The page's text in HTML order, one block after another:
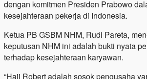
dengan komitmen Presiden Prabowo
kesejahteraan pekerja di Indonesia.
Ketua PB GSBM NHM, Rudi Pareta,
keputusan NHM ini adalah bukti nyata
terhadap kesejahteraan karyawan.
“Haji Robert adalah sosok pengusaha